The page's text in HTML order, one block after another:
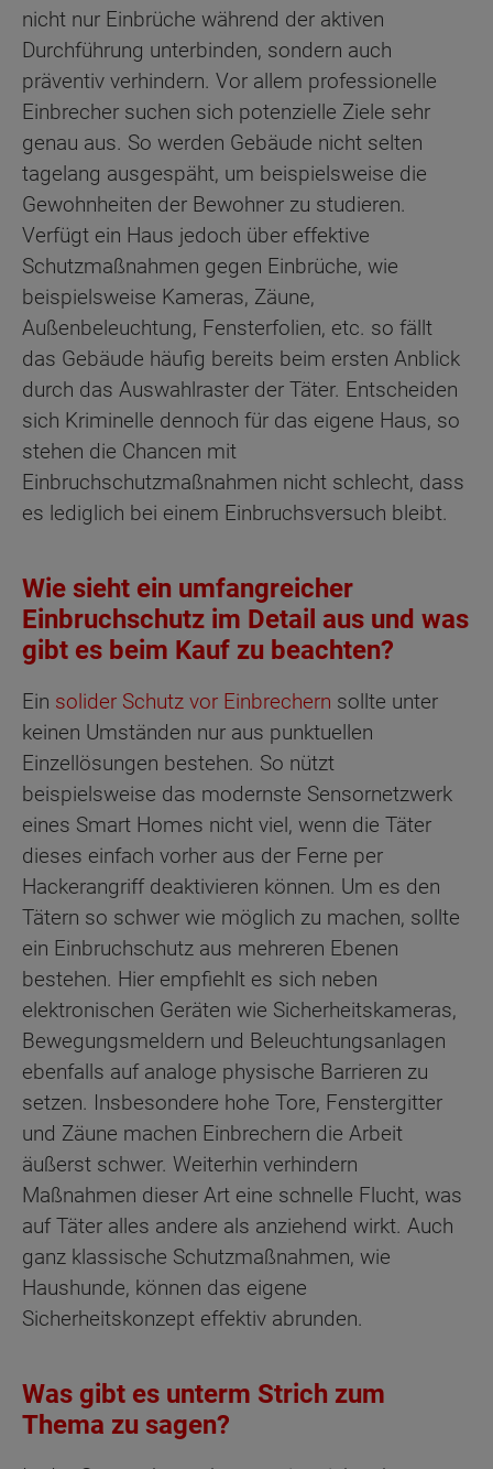
nicht nur Einbrüche während der aktiven
Durchführung unterbinden, sondern auch
präventiv verhindern. Vor allem professionelle
Einbrecher suchen sich potenzielle Ziele sehr
genau aus. So werden Gebäude nicht selten
tagelang ausgespäht, um beispielsweise die
Gewohnheiten der Bewohner zu studieren.
Verfügt ein Haus jedoch über effektive
Schutzmaßnahmen gegen Einbrüche, wie
beispielsweise Kameras, Zäune,
Außenbeleuchtung, Fensterfolien, etc. so fällt
das Gebäude häufig bereits beim ersten Anblick
durch das Auswahlraster der Täter. Entscheiden
sich Kriminelle dennoch für das eigene Haus, so
stehen die Chancen mit
Einbruchschutzmaßnahmen nicht schlecht, dass
es lediglich bei einem Einbruchsversuch bleibt.
Wie sieht ein umfangreicher
Einbruchschutz im Detail aus und was
gibt es beim Kauf zu beachten?
Ein solider Schutz vor Einbrechern sollte unter
keinen Umständen nur aus punktuellen
Einzellösungen bestehen. So nützt
beispielsweise das modernste Sensornetzwerk
eines Smart Homes nicht viel, wenn die Täter
dieses einfach vorher aus der Ferne per
Hackerangriff deaktivieren können. Um es den
Tätern so schwer wie möglich zu machen, sollte
ein Einbruchschutz aus mehreren Ebenen
bestehen. Hier empfiehlt es sich neben
elektronischen Geräten wie Sicherheitskameras,
Bewegungsmeldern und Beleuchtungsanlagen
ebenfalls auf analoge physische Barrieren zu
setzen. Insbesondere hohe Tore, Fenstergitter
und Zäune machen Einbrechern die Arbeit
äußerst schwer. Weiterhin verhindern
Maßnahmen dieser Art eine schnelle Flucht, was
auf Täter alles andere als anziehend wirkt. Auch
ganz klassische Schutzmaßnahmen, wie
Haushunde, können das eigene
Sicherheitskonzept effektiv abrunden.
Was gibt es unterm Strich zum
Thema zu sagen?